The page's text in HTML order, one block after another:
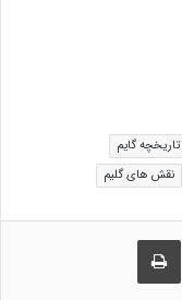
تاریخچه گایم
نقش های گلیم
اشتراک گذاری از طریق ایمیل